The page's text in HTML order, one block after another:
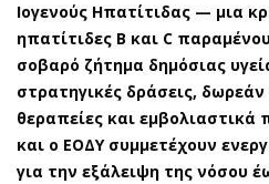
Ιογενούς Ηπατίτιδας — μια
ηπατίτιδες Β και C
σοβαρό ζήτημα δημόσιας
στρατηγικές δράσεις,
θεραπείες και εμβολιαστικά
και ο ΕΟΔΥ συμμετέχουν
για την εξάλειψη της νόσου